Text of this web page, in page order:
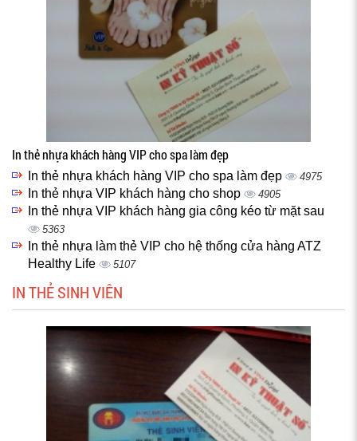
In thẻ nhựa khách hàng VIP cho spa làm đẹp
In thẻ nhựa khách hàng VIP cho spa làm đẹp 4975
In thẻ nhựa VIP khách hàng cho shop 4905
In thẻ nhựa VIP khách hàng gia công kéo từ mặt sau
5363
In thẻ nhựa làm thẻ VIP cho hệ thống cửa hàng ATZ
Healthy Life
5107
IN THẺ SINH VIÊN